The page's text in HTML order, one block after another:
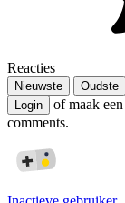
Reacties
Nieuwste Oudste
Login
of maak een
comments.